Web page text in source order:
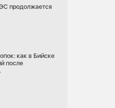
продолжается
как в Бийске
после